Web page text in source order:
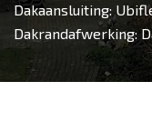
Dakaansluiting:
Dakrandafwerking: